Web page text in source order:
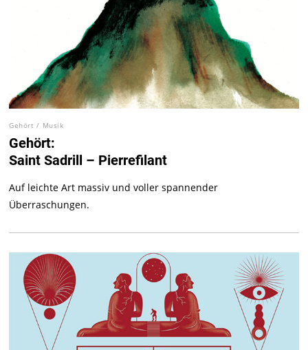
Gehört / Musik
Gehört:
Saint Sadrill – Pierrefilant
Auf leichte Art massiv und voller spannender
Überraschungen.